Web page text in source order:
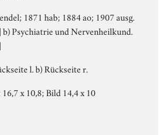
1871 hab; 1884 ao; 1907 ausg.
b) Psychiatrie und Nervenheilkund.
l. b) Rückseite r.
x 10,8; Bild 14,4 x 10